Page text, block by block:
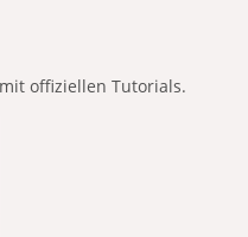
offiziellen Tutorials.